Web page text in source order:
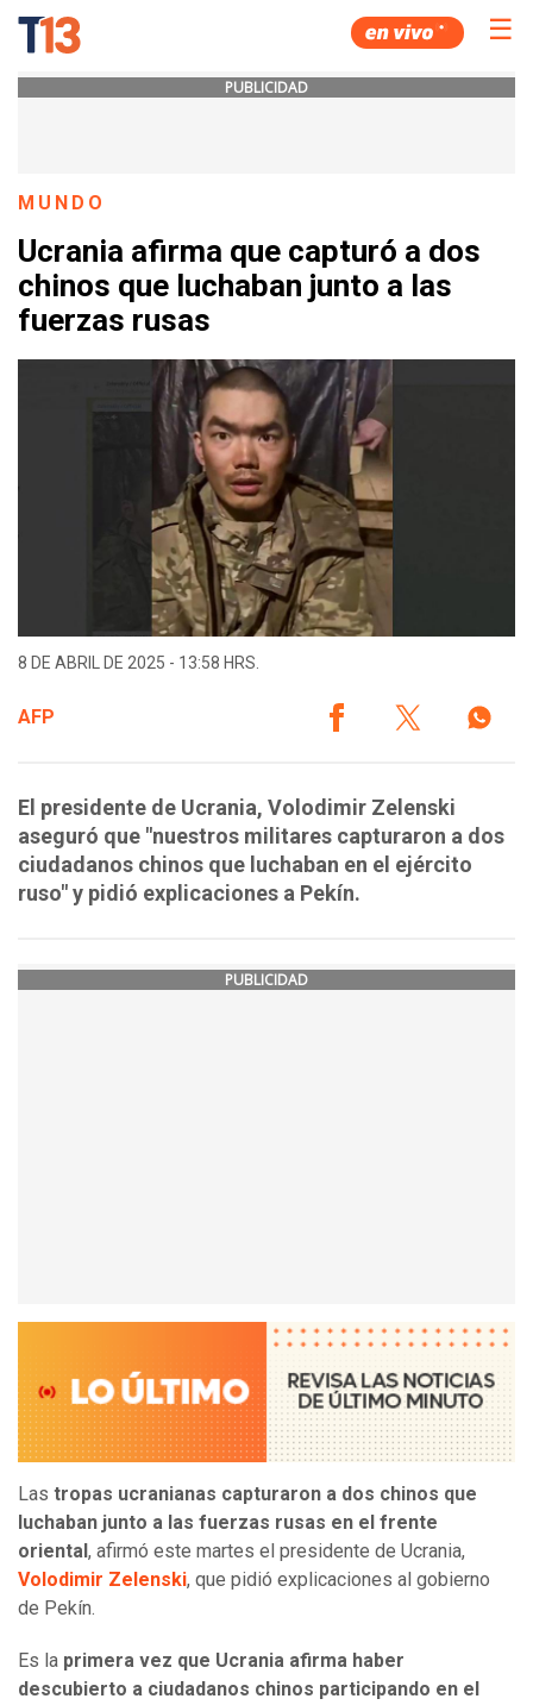
☰
PUBLICIDAD
MUNDO
Ucrania afirma que capturó a dos
chinos que luchaban junto a las
fuerzas rusas
8 DE ABRIL DE 2025 - 13:58 HRS.
AFP
El presidente de Ucrania, Volodimir Zelenski
aseguró que "nuestros militares capturaron a dos
ciudadanos chinos que luchaban en el ejército
ruso" y pidió explicaciones a Pekín.
PUBLICIDAD
Las tropas ucranianas capturaron a dos chinos que
luchaban junto a las fuerzas rusas en el frente
oriental , afirmó este martes el presidente de Ucrania,
Volodimir Zelenski, que pidió explicaciones al gobierno
de Pekín.
Es la primera vez que Ucrania afirma haber
descubierto a ciudadanos chinos participando en el